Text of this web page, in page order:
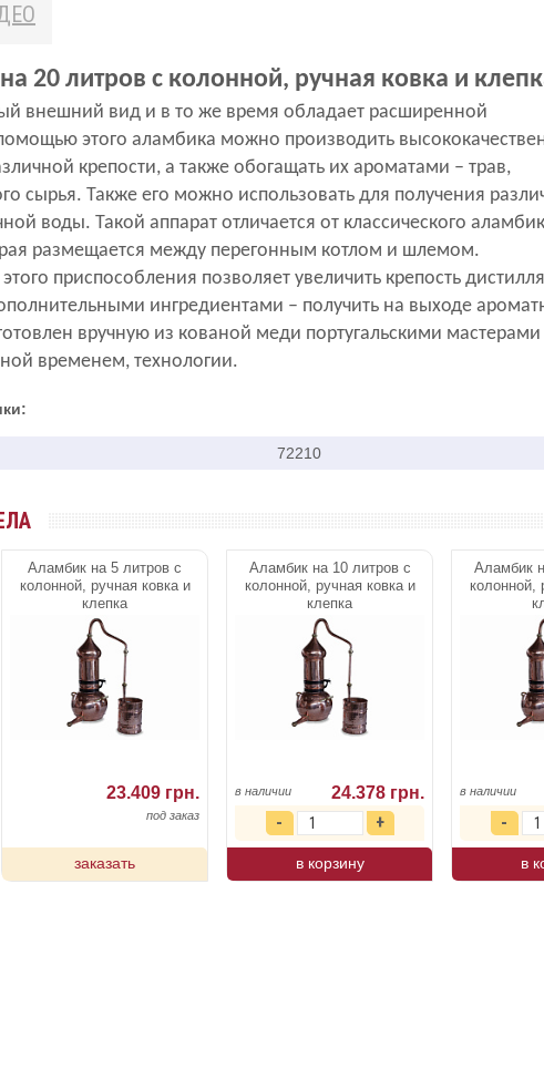
20 литров с колонной, ручная ковка и
внешний вид и в то же время обладает расширенной
этого аламбика можно производить
крепости, а также обогащать их ароматами – трав,
сырья. Также его можно использовать для получения
воды. Такой аппарат отличается от классического
размещается между перегонным котлом и шлемом.
приспособления позволяет увеличить крепость
ингредиентами – получить на выходе
вручную из кованой меди португальскими мастерами
временем, технологии.
72210
Аламбик на 5 литров с
колонной, ручная ковка и
клепка
23.409 грн.
под заказ
заказать
Аламбик на 10 литров с
колонной, ручная ковка и
клепка
в наличии 24.378 грн.
в корзину
Аламбик
колонной,
в наличии
в